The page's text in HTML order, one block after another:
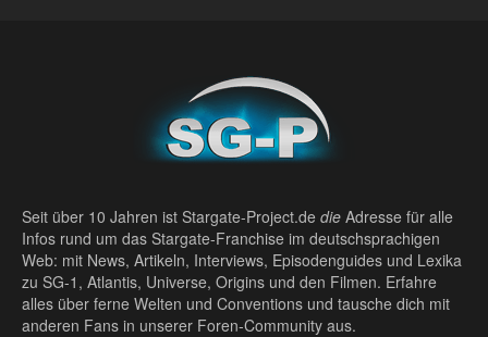
Seit über 10 Jahren ist Stargate-Project.de die Adresse für alle
Infos rund um das Stargate-Franchise im deutschsprachigen
Web: mit News, Artikeln, Interviews, Episodenguides und Lexika
zu SG-1, Atlantis, Universe, Origins und den Filmen. Erfahre
alles über ferne Welten und Conventions und tausche dich mit
anderen Fans in unserer Foren-Community aus.